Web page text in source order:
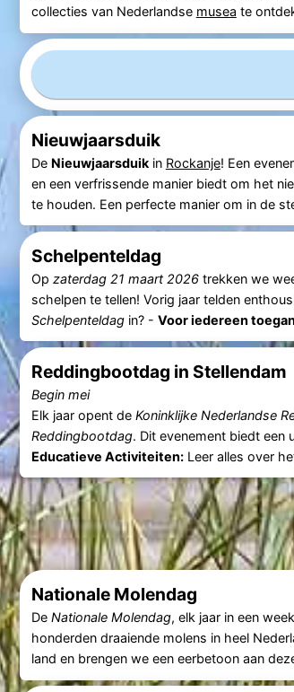
collecties van Nederlandse musea te
Nieuwjaarsduik
De Nieuwjaarsduikin Rockanje! Een
en een verfrissende manier biedt om het
te houden. Een perfecte manier om in de
Schelpenteldag
Op zaterdag 21 maart 2026trekken we
schelpen te tellen! Vorig jaar telden
Schelpenteldagin? - Voor iedereen
Reddingbootdag in Stellendam
Begin mei
Elk jaar opent de Koninklijke Nederlandse
Reddingbootdag. Dit evenement biedt een
Educatieve Activiteiten:Leer alles over
Nationale Molendag
De Nationale Molendag, elk jaar in een
honderden draaiende molens in heel
land en brengen we een eerbetoon aan